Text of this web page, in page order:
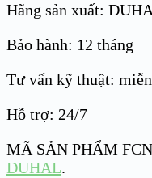
Hãng sản xuất:
Bảo hành: 12 tháng
Tư vấn kỹ thuật:
Hỗ trợ: 24/7
MÃ SẢN PHẨM FCN
DUHAL.